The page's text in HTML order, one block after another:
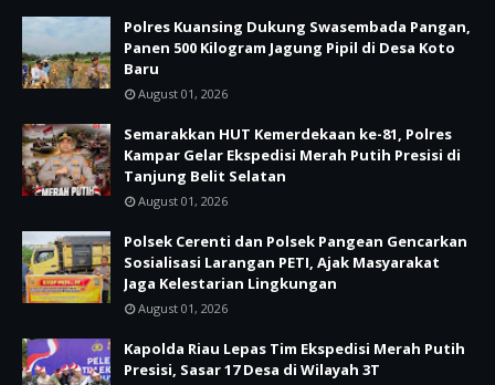
Polres Kuansing Dukung Swasembada Pangan,
Panen 500 Kilogram Jagung Pipil di Desa Koto
Baru
August 01, 2026
Semarakkan HUT Kemerdekaan ke-81, Polres
Kampar Gelar Ekspedisi Merah Putih Presisi di
Tanjung Belit Selatan
August 01, 2026
Polsek Cerenti dan Polsek Pangean Gencarkan
Sosialisasi Larangan PETI, Ajak Masyarakat
Jaga Kelestarian Lingkungan
August 01, 2026
Kapolda Riau Lepas Tim Ekspedisi Merah Putih
Presisi, Sasar 17 Desa di Wilayah 3T